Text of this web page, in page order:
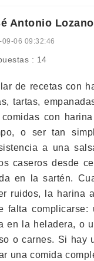
Antonio Lozano
09-06 09:32:46
: 14
de recetas con
tartas,
comidas con
o ser tan
a una
caseros desde
en la sartén.
ruidos, la harina
falta
en la heladera, o
o carnes. Si hay
una comida